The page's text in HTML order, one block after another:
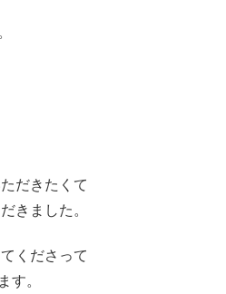
だきたくて
きました。
くださって
す。